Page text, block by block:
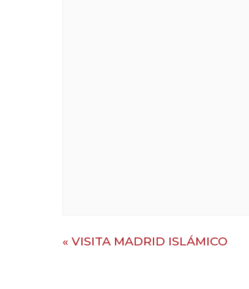
« VISITA MADRID ISLÁMICO